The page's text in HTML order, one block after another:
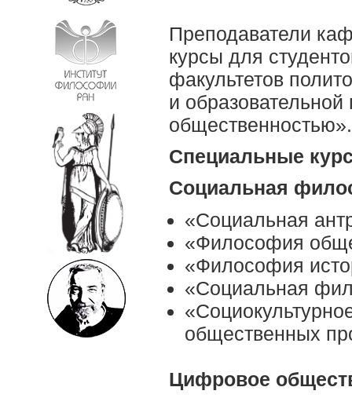
Преподаватели
курсы для
факультетов
и
общественностью».
Специальные
Социальная
«Социальная
«Философия
«Философия
«Социальная
общественных
Цифровое